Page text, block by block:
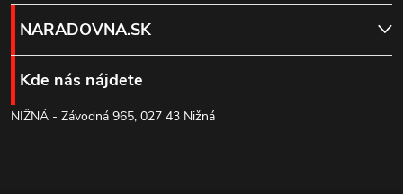
á
p
ä
NARADOVNA.SK
Kde nás nájdete
NIŽNÁ - Závodná 965, 027 43 Nižná